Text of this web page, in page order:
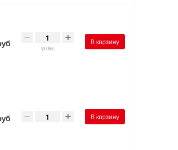
упак
В корзину
В корзину